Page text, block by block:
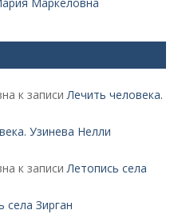
Маркеловна
к записиЛечить человека.
Узинева Нелли
к записиЛетопись села
села Зирган